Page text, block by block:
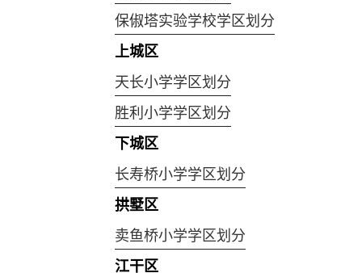
保俶塔实验学校学区划分
上城区
天长小学学区划分
胜利小学学区划分
下城区
长寿桥小学学区划分
拱墅区
卖鱼桥小学学区划分
江干区